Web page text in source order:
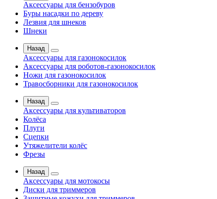
Аксессуары для бензобуров
Буры насадки по дереву
Лезвия для шнеков
Шнеки
Назад
Аксессуары для газонокосилок
Аксессуары для роботов-газонокосилок
Ножи для газонокосилок
Травосборники для газонокосилок
Назад
Аксессуары для культиваторов
Колёса
Плуги
Сцепки
Утяжелители колёс
Фрезы
Назад
Аксессуары для мотокосы
Диски для триммеров